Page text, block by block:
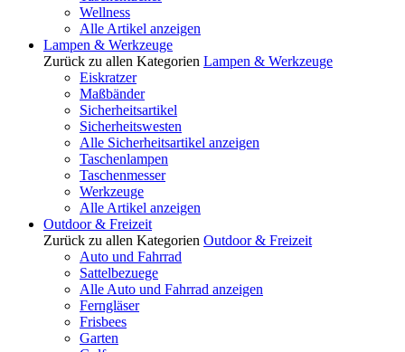
Wellness
Alle Artikel anzeigen
Lampen & Werkzeuge
Zurück zu allen Kategorien Lampen & Werkzeuge
Eiskratzer
Maßbänder
Sicherheitsartikel
Sicherheitswesten
Alle Sicherheitsartikel anzeigen
Taschenlampen
Taschenmesser
Werkzeuge
Alle Artikel anzeigen
Outdoor & Freizeit
Zurück zu allen Kategorien Outdoor & Freizeit
Auto und Fahrrad
Sattelbezuege
Alle Auto und Fahrrad anzeigen
Ferngläser
Frisbees
Garten